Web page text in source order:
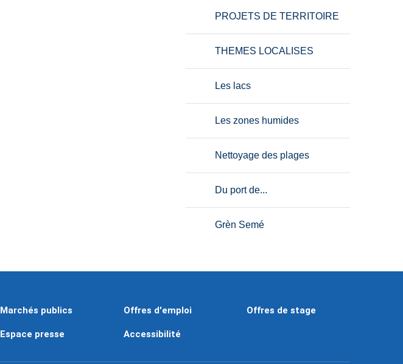
PROJETS DE TERRITOIRE
THEMES LOCALISES
Les lacs
Les zones humides
Nettoyage des plages
Du port de...
Grèn Semé
Marchés publics Offres d'emploi Offres de stage
Espace presse Accessibilité